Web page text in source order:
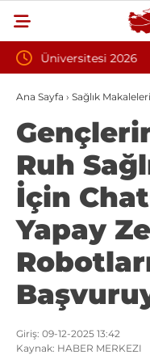
İnönü
Alımı İlanı
Ana Sayfa › Sağlık Makaleleri
Ruh
İçin
Yapay
Giriş: 09-12-2025 13:42
Kaynak: HABER MERKEZI